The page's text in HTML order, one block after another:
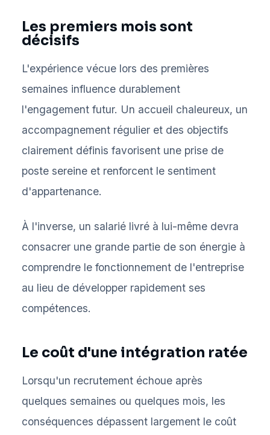
Les premiers mois sont
décisifs
L'expérience vécue lors des premières
semaines influence durablement
l'engagement futur. Un accueil chaleureux, un
accompagnement régulier et des objectifs
clairement définis favorisent une prise de
poste sereine et renforcent le sentiment
d'appartenance.
À l'inverse, un salarié livré à lui-même devra
consacrer une grande partie de son énergie à
comprendre le fonctionnement de l'entreprise
au lieu de développer rapidement ses
compétences.
Le coût d'une intégration ratée
Lorsqu'un recrutement échoue après
quelques semaines ou quelques mois, les
conséquences dépassent largement le coût